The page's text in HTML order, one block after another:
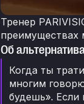
Тренер
преимуществах
Об
Когда ты
многим
будешь». Если